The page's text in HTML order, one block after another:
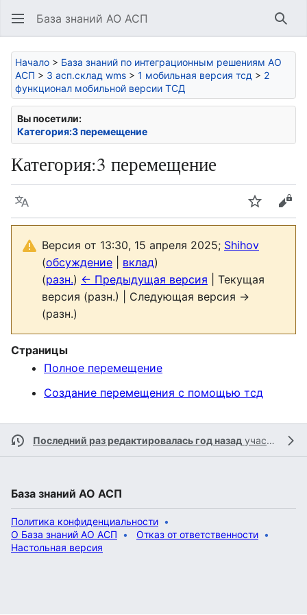
База знаний АО АСП
Начало > База знаний по интеграционным решениям АО
АСП > 3 асп.склад wms > 1 мобильная версия тсд > 2
функционал мобильной версии ТСД
Вы посетили:
Категория:3 перемещение
Категория:3 перемещение
Язык Следить
Версия от 13:30, 15 апреля 2025; Shihov
(обсуждение вклад)
(разн.) ← Предыдущая версия | Текущая
версия (разн.) | Следующая версия →
(разн.)
Страницы
Полное перемещение
Создание перемещения с помощью тсд
Последний раз редактировалась год назад участником
База знаний АО АСП
Политика конфиденциальности
О База знаний АО АСП
Отказ от ответственности
Настольная версия